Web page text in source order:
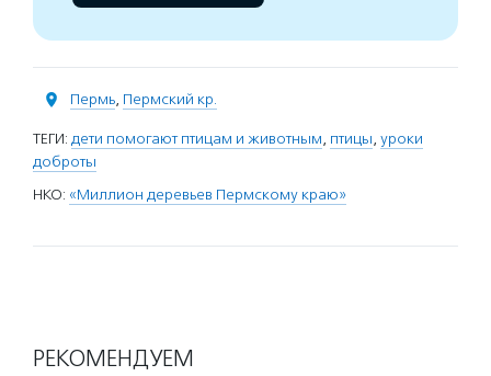
Пермь, Пермский кр.
ТЕГИ: дети помогают птицам и животным, птицы, уроки
доброты
НКО: «Миллион деревьев Пермскому краю»
РЕКОМЕНДУЕМ